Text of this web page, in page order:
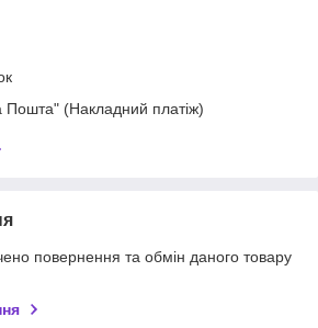
Пошта" (Накладний платіж)
повернення та обмін даного товару